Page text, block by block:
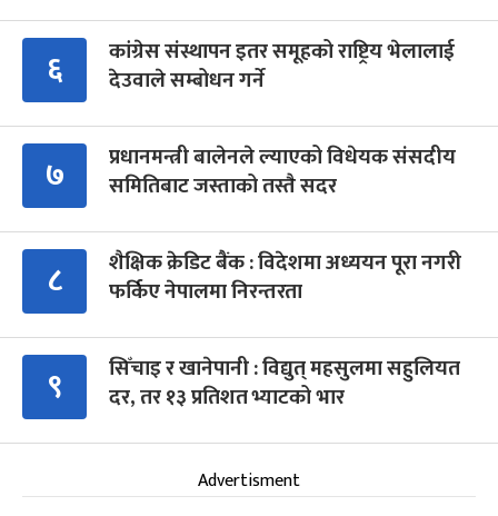
६
कांग्रेस संस्थापन इतर समूहको राष्ट्रिय भेलालाई
देउवाले सम्बोधन गर्ने
७
प्रधानमन्त्री बालेनले ल्याएको विधेयक संसदीय
समितिबाट जस्ताको तस्तै सदर
८
शैक्षिक क्रेडिट बैंक : विदेशमा अध्ययन पूरा नगरी
फर्किए नेपालमा निरन्तरता
९
सिँचाइ र खानेपानी : विद्युत् महसुलमा सहुलियत
दर, तर १३ प्रतिशत भ्याटको भार
Advertisment